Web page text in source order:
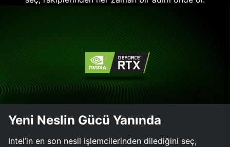
Yeni Neslin Gücü Yanında
Intel’in en son nesil işlemcilerinden dilediğini seç,